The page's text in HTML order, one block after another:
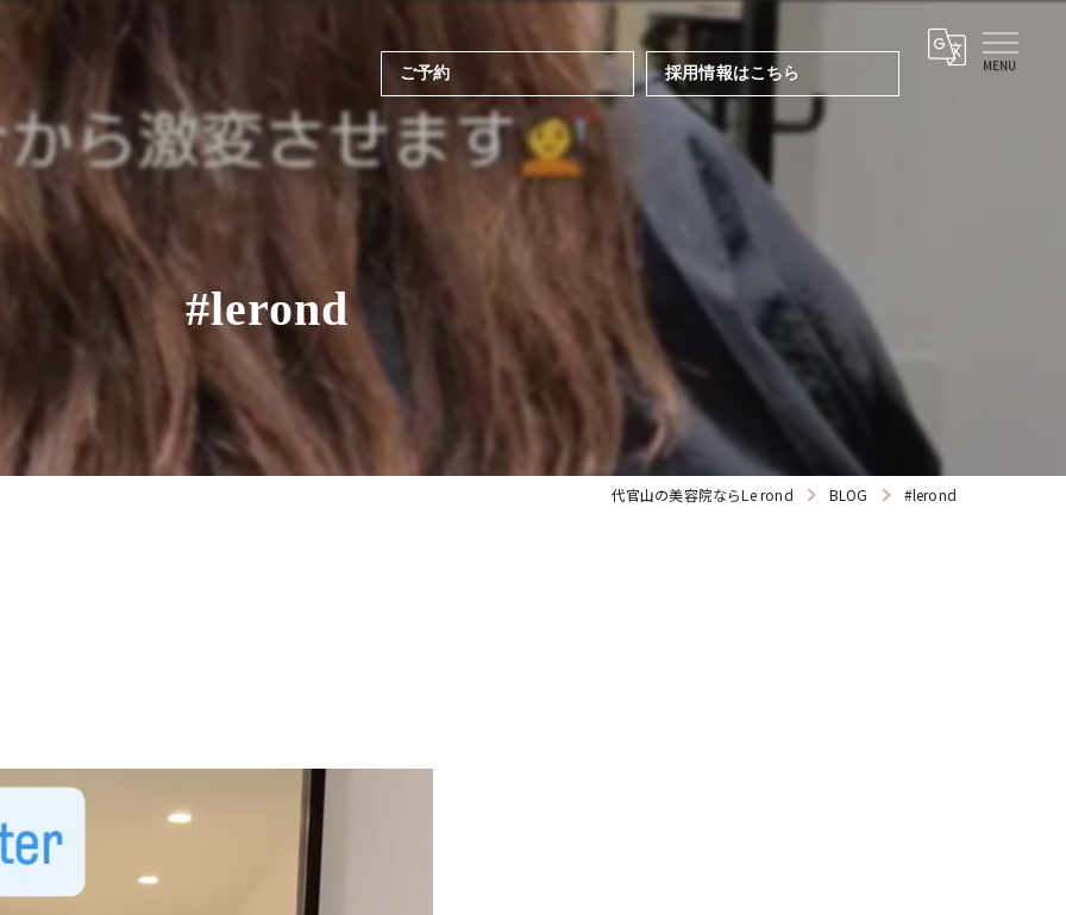
ご予約 採用情報はこちら
#lerond
代官山の美容院ならLe rond BLOG #lerond